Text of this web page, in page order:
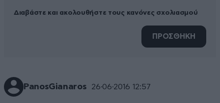
Διαβάστε και ακολουθήστε τους κανόνες σχολιασμού
ΠΡΟΣΘΗΚΗ
PanosGianaros 26·06·2016 12:57